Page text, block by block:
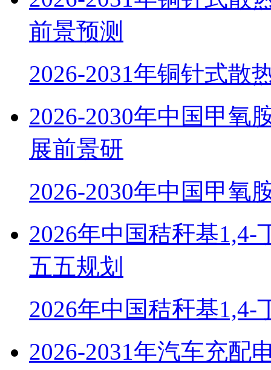
前景预测
2026-2031年铜针式散
2026-2030年中国甲氧
展前景研
2026-2030年中国甲氧
2026年中国秸秆基1,4-
五五规划
2026年中国秸秆基1,4-
2026-2031年汽车充配